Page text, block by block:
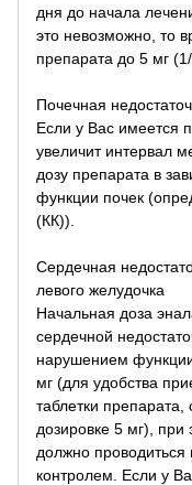
дня до начала
это невозможно, то
препарата до 5 мг
Почечная
Если у Вас имеется
увеличит интервал
дозу препарата в
функции почек
(КК)).
Сердечная
левого желудочка
Начальная доза
сердечной
нарушением
мг (для удобства
таблетки
дозировке 5 мг),
должно
контролем. Если у